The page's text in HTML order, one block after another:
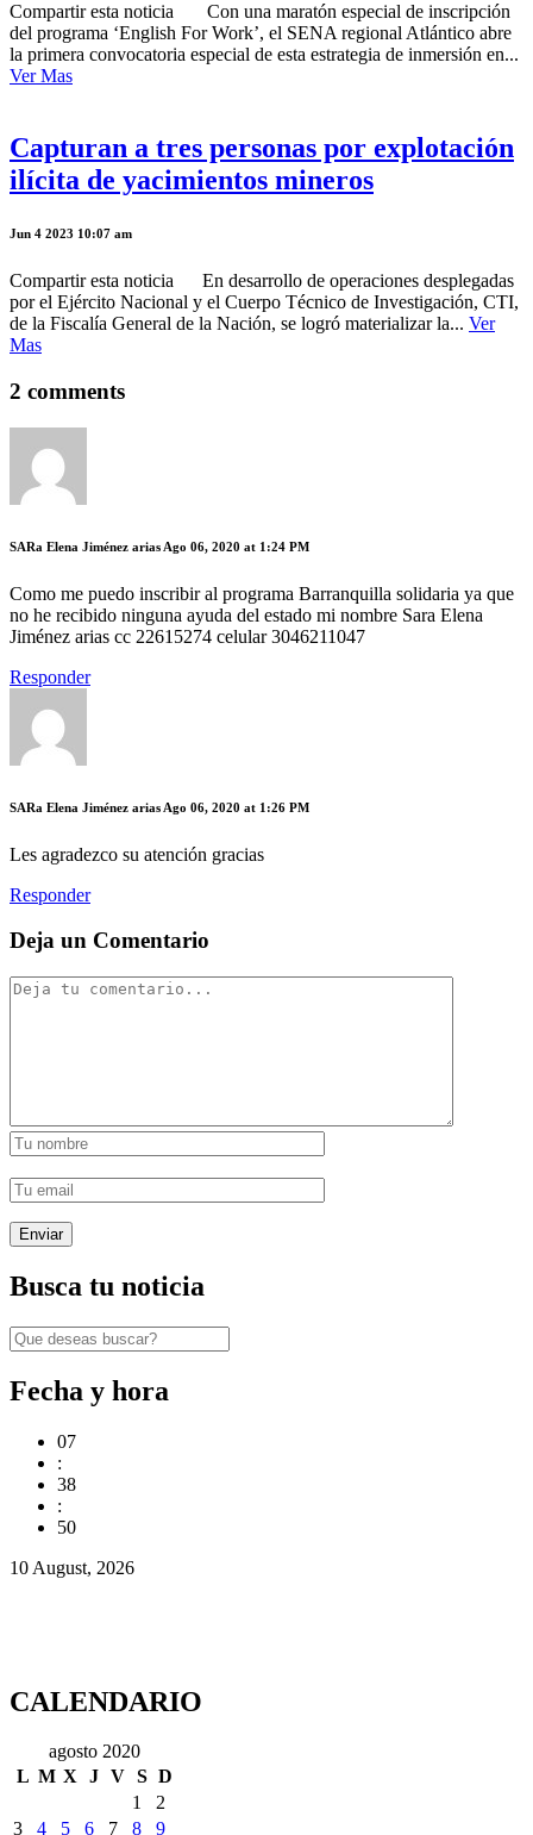
Compartir esta noticia Con una maratón especial de inscripción
del programa ‘English For Work’, el SENA regional Atlántico abre
la primera convocatoria especial de esta estrategia de inmersión en...
Ver Mas
Capturan a tres personas por explotación
ilícita de yacimientos mineros
Jun 4 2023 10:07 am
Compartir esta noticia En desarrollo de operaciones desplegadas
por el Ejército Nacional y el Cuerpo Técnico de Investigación, CTI,
de la Fiscalía General de la Nación, se logró materializar la... Ver
Mas
2 comments
SARa Elena Jiménez arias Ago 06, 2020 at 1:24 PM
Como me puedo inscribir al programa Barranquilla solidaria ya que
no he recibido ninguna ayuda del estado mi nombre Sara Elena
Jiménez arias cc 22615274 celular 3046211047
Responder
SARa Elena Jiménez arias Ago 06, 2020 at 1:26 PM
Les agradezco su atención gracias
Responder
Deja un Comentario
Busca tu noticia
Fecha y hora
07
:
38
:
50
10 August, 2026
CALENDARIO
agosto 2020
L M X J V S D
1
2
3
4 5 6 7 8 9